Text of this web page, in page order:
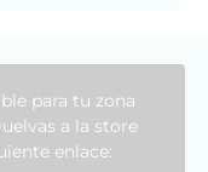
para tu zona
a la store
enlace: